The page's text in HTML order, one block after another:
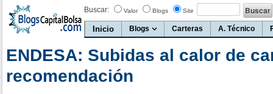
Buscar: Valor Blogs Site
Inicio Blogs Carteras A. Técnico
ENDESA: Subidas al calor de
recomendación